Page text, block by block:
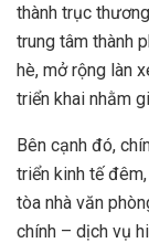
thành trục
trung tâm thành
hè, mở rộng làn
triển khai nhằm
Bên cạnh đó,
triển kinh tế
tòa nhà văn
chính – dịch vụ